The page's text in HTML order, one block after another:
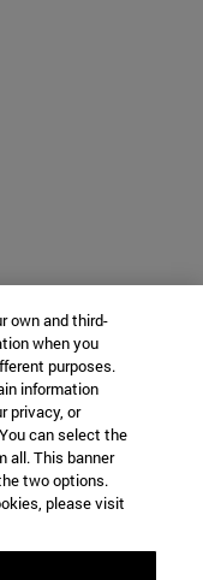
own and third-
when you
purposes.
information
privacy, or
can select the
all. This banner
two options.
please visit